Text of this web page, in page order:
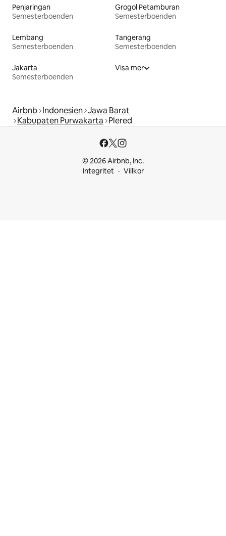
Penjaringan
Semesterboenden
Grogol Petamburan
Semesterboenden
Lembang
Semesterboenden
Tangerang
Semesterboenden
Jakarta
Semesterboenden
Visa mer
Airbnb Indonesien Jawa Barat
Kabupaten Purwakarta Plered
© 2026 Airbnb, Inc.
Integritet
Villkor